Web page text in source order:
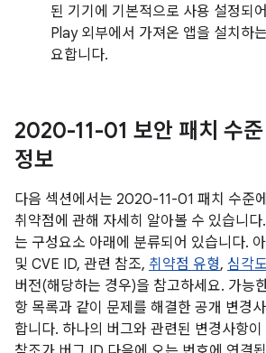
된 기기에 기본적으로 사용 설정되
Play 외부에서 가져온 앱을 설치하
요합니다.
2020-11-01 보안 패치 수
정보
다음 섹션에서는 2020-11-01 패치 수준
취약점에 관해 자세히 알아볼 수 있습니
는 구성요소 아래에 분류되어 있습니다.
및 CVE ID, 관련 참조, 취약점 유형, 심각도
버전(해당하는 경우)을 참고하세요. 가능
항 목록과 같이 문제를 해결한 공개 변경
합니다. 하나의 버그와 관련된 변경사항